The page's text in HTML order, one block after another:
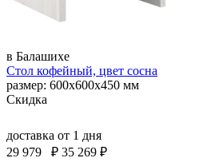
в Балашихе
Стол кофейный, цвет сосна
размер: 600x600x450 мм
Скидка
доставка от 1 дня
29 979
₽ 35 269 ₽